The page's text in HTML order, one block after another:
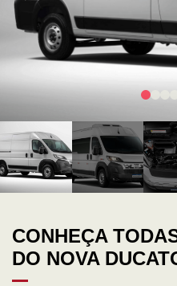
CONHEÇA
DO NOVA